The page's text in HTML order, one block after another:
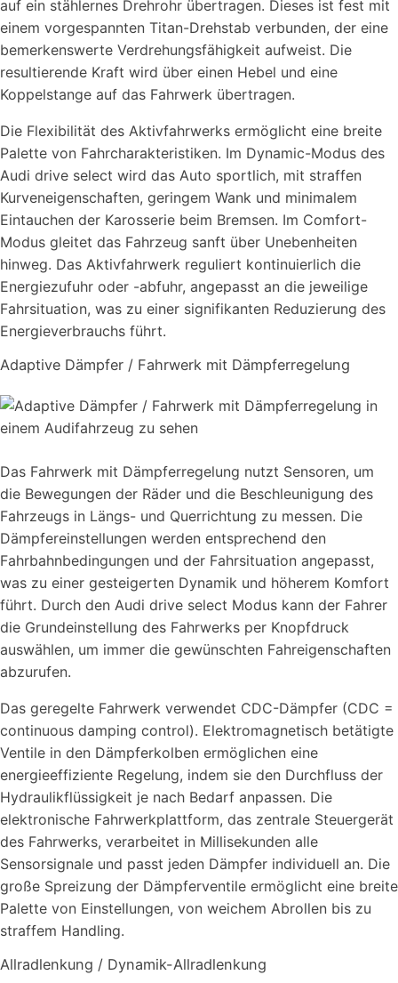
auf ein stählernes Drehrohr übertragen. Dieses ist fest mit
einem vorgespannten Titan-Drehstab verbunden, der eine
bemerkenswerte Verdrehungsfähigkeit aufweist. Die
resultierende Kraft wird über einen Hebel und eine
Koppelstange auf das Fahrwerk übertragen.
Die Flexibilität des Aktivfahrwerks ermöglicht eine breite
Palette von Fahrcharakteristiken. Im Dynamic-Modus des
Audi drive select wird das Auto sportlich, mit straffen
Kurveneigenschaften, geringem Wank und minimalem
Eintauchen der Karosserie beim Bremsen. Im Comfort-
Modus gleitet das Fahrzeug sanft über Unebenheiten
hinweg. Das Aktivfahrwerk reguliert kontinuierlich die
Energiezufuhr oder -abfuhr, angepasst an die jeweilige
Fahrsituation, was zu einer signifikanten Reduzierung des
Energieverbrauchs führt.
Adaptive Dämpfer / Fahrwerk mit Dämpferregelung
Das Fahrwerk mit Dämpferregelung nutzt Sensoren, um
die Bewegungen der Räder und die Beschleunigung des
Fahrzeugs in Längs- und Querrichtung zu messen. Die
Dämpfereinstellungen werden entsprechend den
Fahrbahnbedingungen und der Fahrsituation angepasst,
was zu einer gesteigerten Dynamik und höherem Komfort
führt. Durch den Audi drive select Modus kann der Fahrer
die Grundeinstellung des Fahrwerks per Knopfdruck
auswählen, um immer die gewünschten Fahreigenschaften
abzurufen.
Das geregelte Fahrwerk verwendet CDC-Dämpfer (CDC =
continuous damping control). Elektromagnetisch betätigte
Ventile in den Dämpferkolben ermöglichen eine
energieeffiziente Regelung, indem sie den Durchfluss der
Hydraulikflüssigkeit je nach Bedarf anpassen. Die
elektronische Fahrwerkplattform, das zentrale Steuergerät
des Fahrwerks, verarbeitet in Millisekunden alle
Sensorsignale und passt jeden Dämpfer individuell an. Die
große Spreizung der Dämpferventile ermöglicht eine breite
Palette von Einstellungen, von weichem Abrollen bis zu
straffem Handling.
Allradlenkung / Dynamik-Allradlenkung